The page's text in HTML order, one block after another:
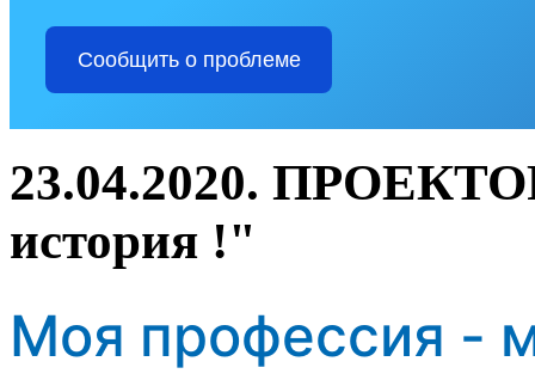
Сообщить о проблеме
23.04.2020.
история !"
Моя профессия -